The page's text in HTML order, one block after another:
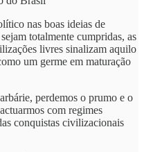
nas boas ideias de
totalmente cumpridas, as
livres sinalizam aquilo
um germe em maturação
perdemos o prumo e o
com regimes
conquistas civilizacionais